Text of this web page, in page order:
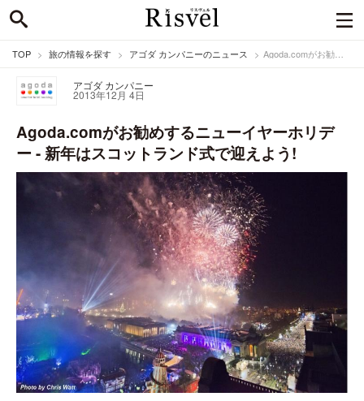
TOP 旅の情報を探す アゴダ カンパニーのニュース Agoda.comがお勧めするニューイヤーホリデー - 新年はスコットランド式で迎えよう!
アゴダ カンパニー
2013年12月 4日
Agoda.comがお勧めするニューイヤーホリデ
ー - 新年はスコットランド式で迎えよう!